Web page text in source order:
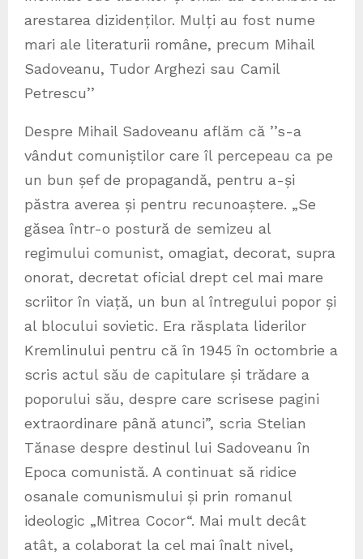
arestarea dizidenților. Mulți au fost nume
mari ale literaturii române, precum Mihail
Sadoveanu, Tudor Arghezi sau Camil
Petrescu’’
Despre Mihail Sadoveanu aflăm că ’’s-a
vândut comuniștilor care îl percepeau ca pe
un bun șef de propagandă, pentru a-și
păstra averea și pentru recunoaștere. „Se
găsea într-o postură de semizeu al
regimului comunist, omagiat, decorat, supra
onorat, decretat oficial drept cel mai mare
scriitor în viață, un bun al întregului popor și
al blocului sovietic. Era răsplata liderilor
Kremlinului pentru că în 1945 în octombrie a
scris actul său de capitulare și trădare a
poporului său, despre care scrisese pagini
extraordinare până atunci”, scria Stelian
Tănase despre destinul lui Sadoveanu în
Epoca comunistă. A continuat să ridice
osanale comunismului și prin romanul
ideologic „Mitrea Cocor“. Mai mult decât
atât, a colaborat la cel mai înalt nivel,